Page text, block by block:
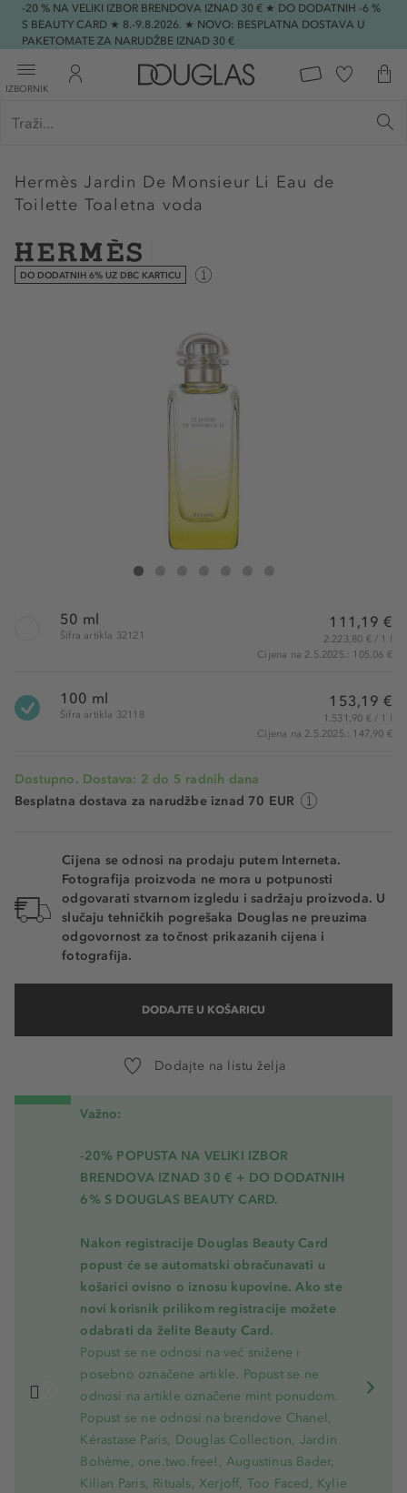
-20 % NA VELIKI IZBOR BRENDOVA IZNAD 30 € ★ DO DODATNIH -6 %
S BEAUTY CARD ★ 8.-9.8.2026. ★ NOVO: BESPLATNA DOSTAVA U
PAKETOMATE ZA NARUDŽBE IZNAD 30 €
IZBORNIK
Hermès Jardin De Monsieur Li Eau de
Toilette Toaletna voda
DO DODATNIH 6% UZ DBC KARTICU
Hermès Jardin De Monsieur Li Eau de Toilette
50 ml
Šifra artikla 32121
111,19 €
2.223,80 € / 1 l
Cijena na 2.5.2025.: 105,06 €
100 ml
Šifra artikla 32118
153,19 €
1.531,90 € / 1 l
Cijena na 2.5.2025.: 147,90 €
Dostupno. Dostava: 2 do 5 radnih dana
Besplatna dostava za narudžbe iznad 70 EUR
Cijena se odnosi na prodaju putem Interneta.
Fotografija proizvoda ne mora u potpunosti
odgovarati stvarnom izgledu i sadržaju proizvoda. U
slučaju tehničkih pogrešaka Douglas ne preuzima
odgovornost za točnost prikazanih cijena i
fotografija.
DODAJTE U KOŠARICU
Dodajte na listu želja
Važno:
-20% POPUSTA NA VELIKI IZBOR
BRENDOVA IZNAD 30 € + DO DODATNIH
6% S DOUGLAS BEAUTY CARD.
Nakon registracije Douglas Beauty Card
popust će se automatski obračunavati u
košarici ovisno o iznosu kupovine. Ako ste
novi korisnik prilikom registracije možete
odabrati da želite Beauty Card.
Popust se ne odnosi na već snižene i
posebno označene artikle. Popust se ne
odnosi na artikle označene mint ponudom.
Popust se ne odnosi na brendove Chanel,
Kérastase Paris, Douglas Collection, Jardin
Bohème, one.two.free!, Augustinus Bader,
Kilian Paris, Rituals, Xerjoff, Too Faced, Kylie